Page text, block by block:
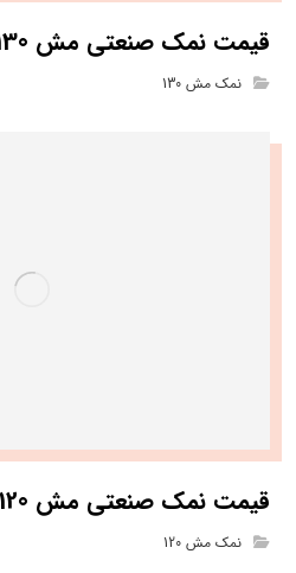
قیمت نمک صنعتی مش 130 بیوتی سالت
نمک مش 130
قیمت نمک صنعتی مش 120 بیوتی سالت
نمک مش 120